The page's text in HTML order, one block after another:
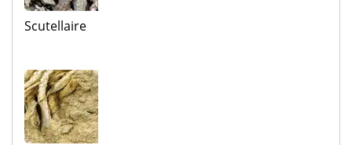
Scutellaire